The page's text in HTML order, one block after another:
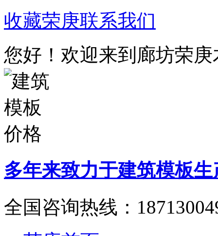
收藏荣庚联系我们
您好！欢迎来到廊坊荣
多年来致力于建筑模板生
全国咨询热线：